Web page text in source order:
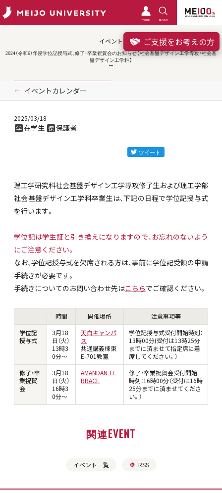
meimo SEARCH
ご支援をお考えの方
イベント
2024（令和6）年度学位記授与式、修了・卒業祝賀会のお知らせ【社会基盤デザイン工学専攻・社会基
盤デザイン工学科】
イベントカレンダー
2025/03/18
学 在学生 保 保護者
理工学研究科社会基盤デザイン工学専攻修了生および理工学部
社会基盤デザイン工学科卒業生は、下記の日程で学位記授与式
を行います。
学位記は学生証と引き換えになりますので、お忘れのないよう
にご注意ください。
なお、学位記授与式を欠席される方は、事前に学位記受領の申請
手続きが必要です。
手続きについてのお問い合わせ先はこちらでご確認ください。
時間 開催場所
注意事項等
学位記
授与式
3月18
日（火）
13時3
0分～
天白キャンパ
ス
共通講義棟東
E-701教室
学位記授与式受付開始時刻：
13時00分(受付は13時25分
までに済ませて指定席に着
席してください。）
修了・卒
業祝賀
会
3月18
日（火）
16時3
0分～
AMANDAN TE
RRACE
修了・卒業祝賀会受付開始
時刻：16時00分（受付は16時
25分までに済ませてくださ
い。）
関連EVENT
イベント一覧 RSS